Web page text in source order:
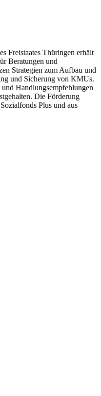
Freistaates Thüringen erhält
Beratungen und
Strategien zum Aufbau und
und Sicherung von KMUs.
Handlungsempfehlungen
Die Förderung
Plus und aus